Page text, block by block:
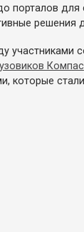
порталов для
решения
участниками
Компас
которые